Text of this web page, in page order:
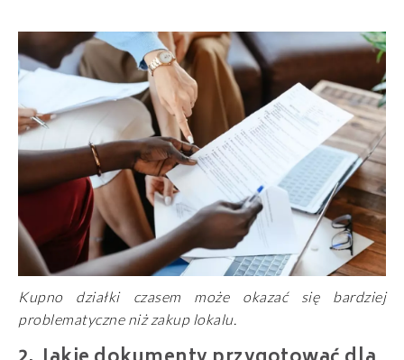
Kupno działki czasem może okazać się bardziej
problematyczne niż zakup lokalu.